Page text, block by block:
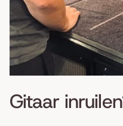
Gitaar